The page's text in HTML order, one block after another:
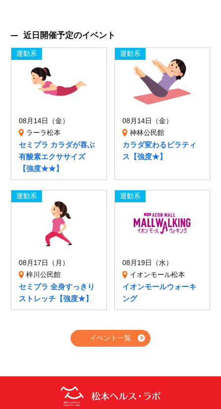
近日開催予定のイベント
運動系
08月14日（金）
ラーラ松本
セミプラ カラダが喜ぶ
有酸素エクササイズ
【強度★★】
運動系
08月14日（金）
神林公民館
カラダ変わるピラティ
ス【強度★】
運動系
08月17日（月）
梓川公民館
セミプラ 全身すっきり
ストレッチ【強度★】
運動系
08月19日（水）
イオンモール松本
イオンモールウォーキ
ング
イベント一覧